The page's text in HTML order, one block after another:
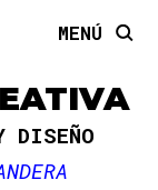
MENÚ
DISEÑO